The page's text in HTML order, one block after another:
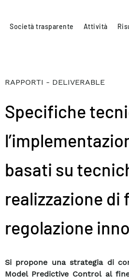
Società trasparente Attività
RAPPORTI - DELIVERABLE
Specifiche
basati su
realizzazione di
regolazione
Si propone una strategia di
Model Predictive Control al